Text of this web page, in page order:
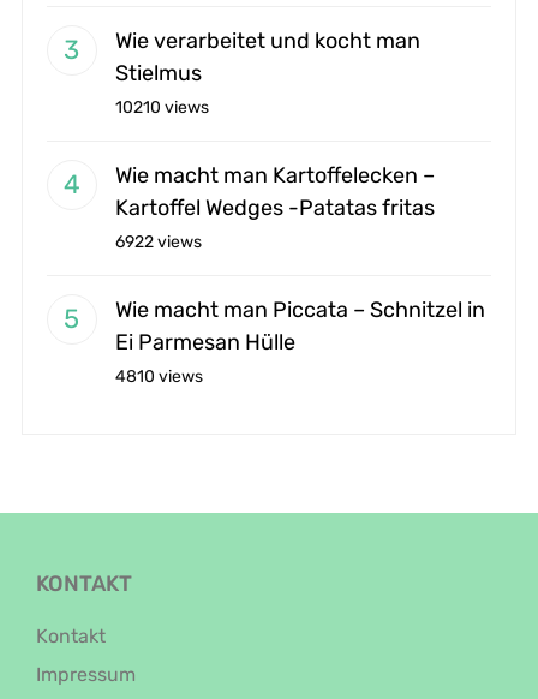
Wie verarbeitet und kocht man
Stielmus
10210 views
Wie macht man Kartoffelecken –
Kartoffel Wedges -Patatas fritas
6922 views
Wie macht man Piccata – Schnitzel in
Ei Parmesan Hülle
4810 views
KONTAKT
Kontakt
Impressum